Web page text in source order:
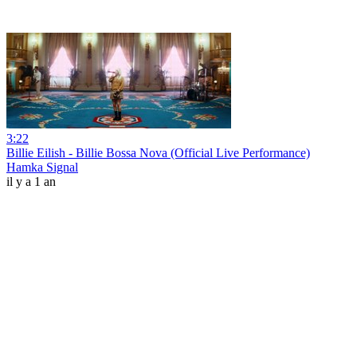
3:22
Billie Eilish - Billie Bossa Nova (Official Live Performance)
Hamka Signal
il y a 1 an